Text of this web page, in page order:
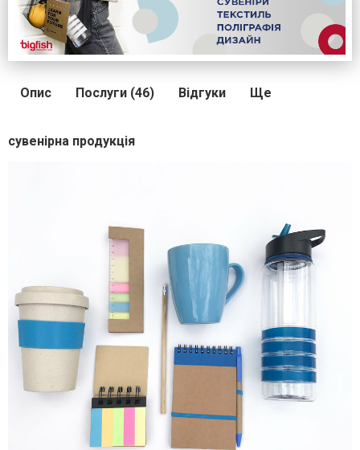
Опис Послуги (46) Відгуки Ще
сувенірна продукція